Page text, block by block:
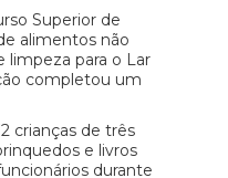
Superior de
alimentos não
limpeza para o Lar
completou um
crianças de três
e livros
durante